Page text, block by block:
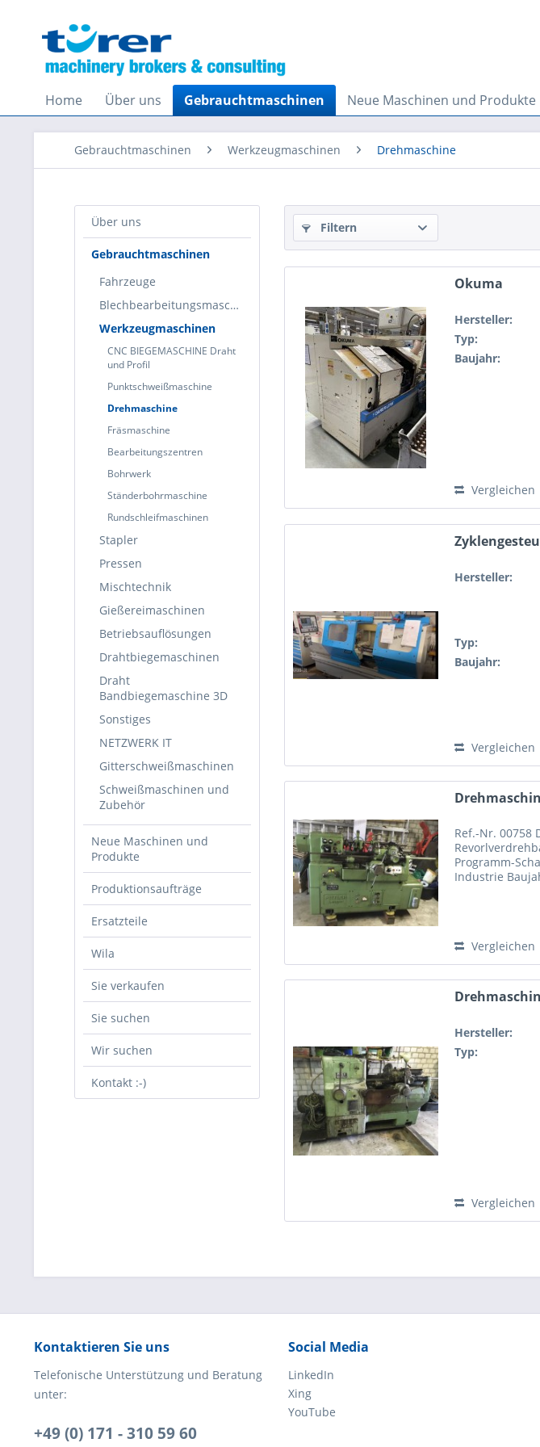
Home Über uns Gebrauchtmaschinen Neue Maschinen und Produkte
Gebrauchtmaschinen Werkzeugmaschinen Drehmaschine
Über uns
Gebrauchtmaschinen
Fahrzeuge
Blechbearbeitungsmaschinen
Werkzeugmaschinen
CNC BIEGEMASCHINE Draht
und Profil
Punktschweißmaschine
Drehmaschine
Fräsmaschine
Bearbeitungszentren
Bohrwerk
Ständerbohrmaschine
Rundschleifmaschinen
Stapler
Pressen
Mischtechnik
Gießereimaschinen
Betriebsauflösungen
Drahtbiegemaschinen
Draht
Bandbiegemaschine 3D
Sonstiges
NETZWERK IT
Gitterschweißmaschinen
Schweißmaschinen und
Zubehör
Neue Maschinen und
Produkte
Produktionsaufträge
Ersatzteile
Wila
Sie verkaufen
Sie suchen
Wir suchen
Kontakt :-)
Filtern
Okuma
Hersteller:
Typ:
Baujahr:
Vergleichen
Hersteller:
Typ:
Baujahr:
Vergleichen
Ref.-Nr. 00758
Programm-
Industrie
Vergleichen
Hersteller:
Typ:
Vergleichen
Kontaktieren Sie uns
Telefonische Unterstützung und Beratung
unter:
+49 (0) 171 - 310 59 60
Social Media
LinkedIn
Xing
YouTube